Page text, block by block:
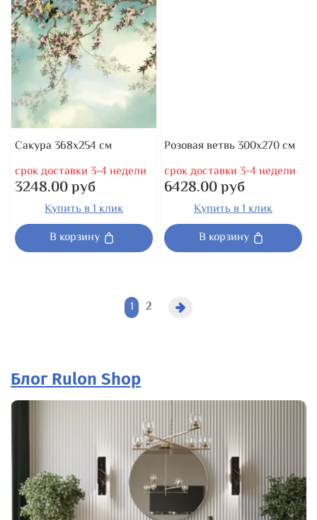
Сакура 368x254 см
срок доставки 3-4 недели
3248.00 руб
Купить в 1 клик
В корзину
Розовая ветвь 300x270 см
срок доставки 3-4 недели
6428.00 руб
Купить в 1 клик
В корзину
1 2
Блог Rulon Shop